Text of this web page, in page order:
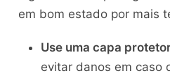
em bom estado por mais
Use uma capa
evitar danos em caso